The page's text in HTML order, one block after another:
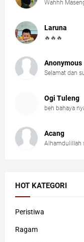
Wahhh
Laruna
🔥🔥🔥
Anonymous
Selamat dan
Ogi Tuleng
beh bahaya
Acang
Alhamdulillah
HOT KATEGORI
Peristiwa
Ragam